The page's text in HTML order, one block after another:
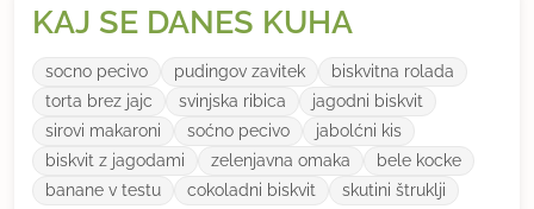
KAJ SE DANES KUHA
socno pecivo pudingov zavitek
biskvitna rolada
torta brez jajc
svinjska ribica
jagodni biskvit
sirovi makaroni
soćno pecivo
jabolćni kis
biskvit z jagodami
zelenjavna omaka
bele kocke
banane v testu
cokoladni biskvit skutini štruklji